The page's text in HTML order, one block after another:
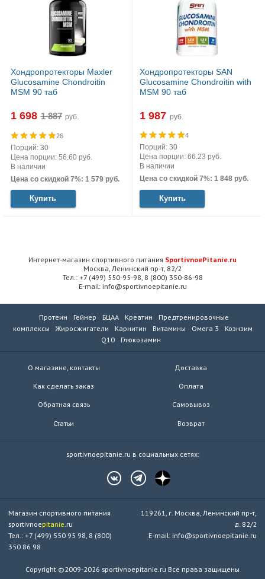
Хондропротекторы Maxler
Glucosamine Chondroitin
MSM 90 таб
1 698 руб.
26
Порций: 30
Цена порции: 56.60 руб.
В наличии
Цена со скидкой 7%: 1 579 руб.
Купить
Хондропротекторы SAN
Glucosamine Chondroitin with
MSM 90 таб
1 987 руб.
4
Порций: 30
Цена порции: 66.23 руб.
В наличии
Цена со скидкой 7%: 1 848 руб.
Купить
Интернет-магазин спортивного питания SportivnoePitanie.ru
Москва, Ленинский пр-т, 82/2
Тел.: +7 (499) 550-95-98, 8 (800) 350-86-98
E-mail: info@sportivnoepitanie.ru
Протеин Гейнер БЦАА Креатин
Предтренировочные
комплексы
Жиросжигатели Карнитин Витамины Омега 3
Коэнзим
Q10
Глюкозамин
О магазине, контакты
Как сделать заказ
Обратная связь
Статьи
Доставка
Оплата
Самовывоз
Возврат
sportivnoepitanie.ru в социальных сетях:
Магазин спортивного питания
sportivnoepitanie .ru
Тел.: +7 (499) 550 95 98, 8 (800)
350 86 98
119261, г. Москва, Ленинский пр-т,
д. 82/2
E-mail: info@sportivnoepitanie.ru
Copyright ©2009-2026 sportivnoepitanie.ru Все права защищены